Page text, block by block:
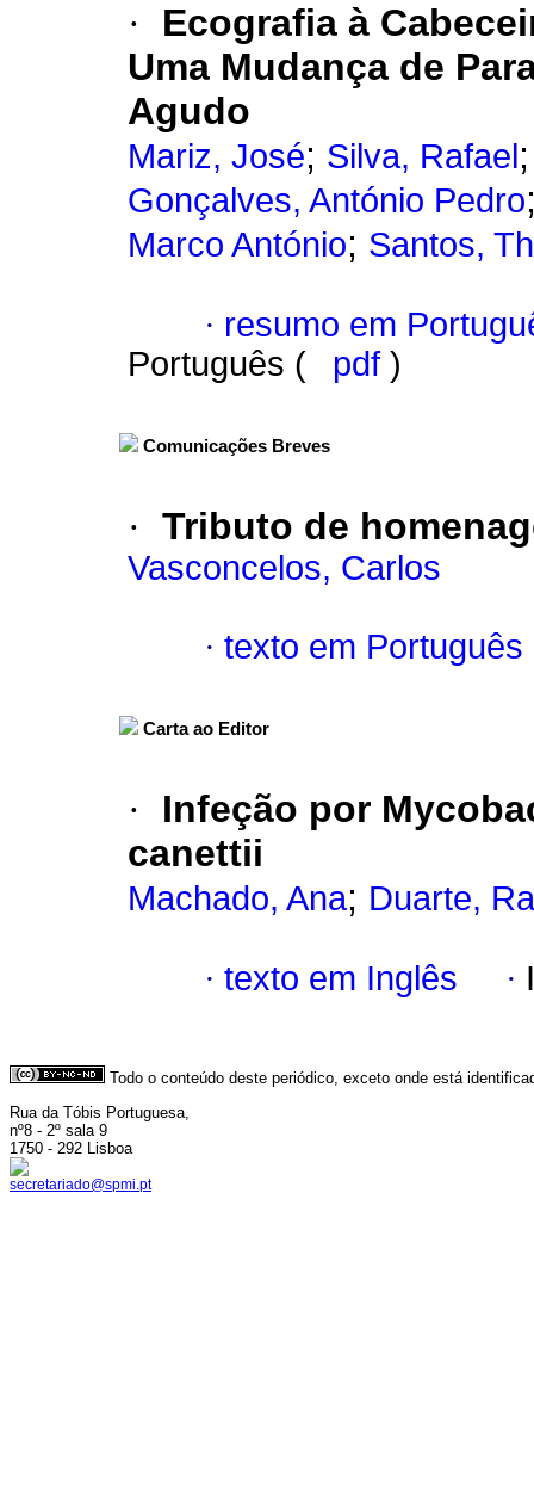
·
Ecografia à
Uma Mudança de
Agudo
Mariz, José; Silva, Rafael
Gonçalves, António Pedro
Marco António; Santos,
· resumo em
Português (
pdf )
Comunicações Breves
· Tributo de
Vasconcelos, Carlos
· texto em Português
Carta ao Editor
·
Infeção por
canettii
Machado, Ana; Duarte,
· texto em Inglês ·
Todo o conteúdo deste periódico, exceto onde está
Rua da Tóbis Portuguesa,
nº8 - 2º sala 9
1750 - 292 Lisboa
secretariado@spmi.pt